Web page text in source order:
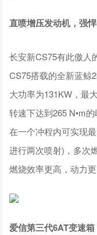
直喷增压发动机，强
长安新CS75有此傲人
CS75搭载的全新蓝鲸
大功率为131KW，最
转速下达到265 N•m
在一个冲程内可实现
进行两次喷射)，多次
燃烧效率更高，动力更
爱信第三代6AT变速